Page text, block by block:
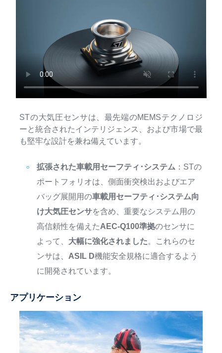
STの大気圧センサは、最先端のMEMSテクノロジ
ーと統合されたインテリジェンス、および市場で最
も堅牢な設計を兼ね備えています。
拡張された車載用セーフティ･システム ：STの
ポートフォリオは、側面衝突検出およびエア
バッグ展開用の車載用セーフティ･システム向
け大気圧センサを含め、重要なシステム用の
高信頼性を備えたAEC-Q100準拠のセンサに
よって、 大幅に強化されました。これらのセ
ンサは、 ASIL D機能安全規格に適合するよう
に開発されています。
アプリケーション